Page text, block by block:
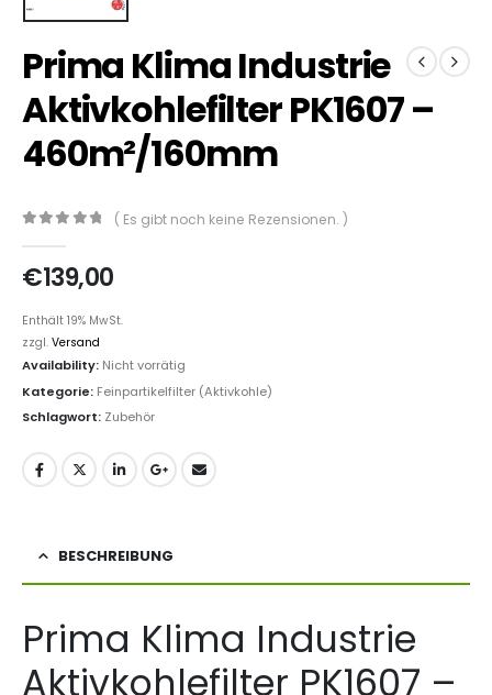
Prima Klima Industrie
Aktivkohlefilter PK1607 –
460m²/160mm
( Es gibt noch keine Rezensionen. )
€139,00
Enthält 19% MwSt.
zzgl. Versand
Availability: Nicht vorrätig
Kategorie: Feinpartikelfilter (Aktivkohle)
Schlagwort: Zubehör
BESCHREIBUNG
Prima Klima Industrie
Aktivkohlefilter PK1607 –